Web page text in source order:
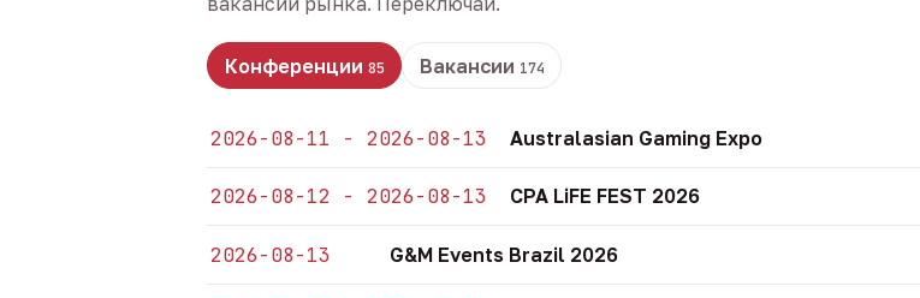
Конференции 85 Вакансии 174
2026-08-11 - 2026-08-13 Australasian Gaming Expo
2026-08-12 - 2026-08-13 CPA LiFE FEST 2026
2026-08-13 G&M Events Brazil 2026